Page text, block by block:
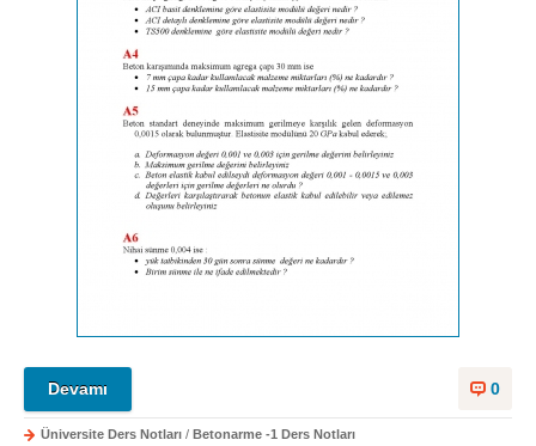
0
Devamı
Üniversite Ders Notları / Betonarme -1 Ders Notları